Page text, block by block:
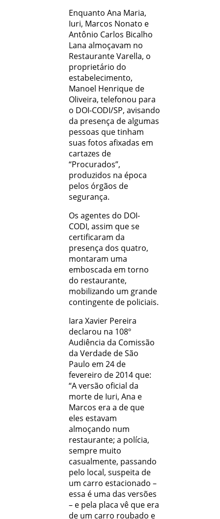
Enquanto Ana Maria,
Iuri, Marcos Nonato e
Antônio Carlos Bicalho
Lana almoçavam no
Restaurante Varella, o
proprietário do
estabelecimento,
Manoel Henrique de
Oliveira, telefonou para
o DOI-CODI/SP, avisando
da presença de algumas
pessoas que tinham
suas fotos afixadas em
cartazes de
“Procurados”,
produzidos na época
pelos órgãos de
segurança.
Os agentes do DOI-
CODI, assim que se
certificaram da
presença dos quatro,
montaram uma
emboscada em torno
do restaurante,
mobilizando um grande
contingente de policiais.
Iara Xavier Pereira
declarou na 108º
Audiência da Comissão
da Verdade de São
Paulo em 24 de
fevereiro de 2014 que:
“A versão oficial da
morte de Iuri, Ana e
Marcos era a de que
eles estavam
almoçando num
restaurante; a polícia,
sempre muito
casualmente, passando
pelo local, suspeita de
um carro estacionado –
essa é uma das versões
– e pela placa vê que era
de um carro roubado e